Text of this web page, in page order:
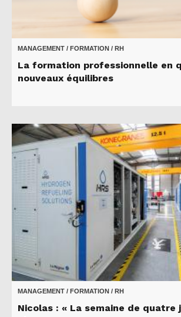
MANAGEMENT / FORMATION / RH
La formation professionnelle en
nouveaux équilibres
MANAGEMENT / FORMATION / RH
Nicolas : « La semaine de quatre